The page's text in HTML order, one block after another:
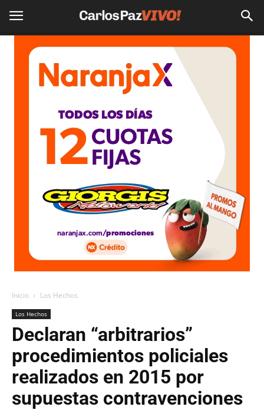
Inicio Los Hechos
Los Hechos
Declaran “arbitrarios”
procedimientos policiales
realizados en 2015 por
supuestas contravenciones